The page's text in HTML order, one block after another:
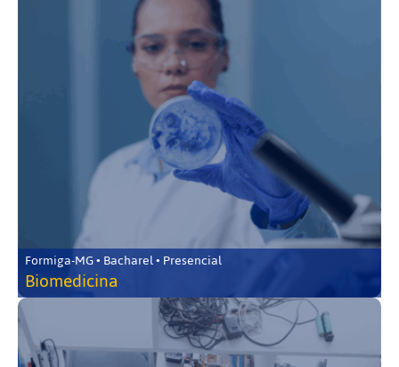
Formiga-MG • Bacharel • Presencial
Biomedicina